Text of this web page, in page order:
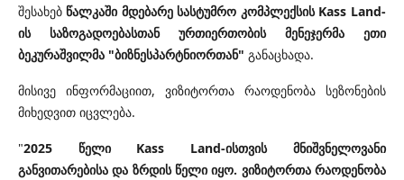
შესახებწალკაში მდებარე სასტუმრო კომპლექსის Kass Land-
ის საზოგადოებასთან ურთიერთობის მენეჯერმა ეთი
ბეკურაშვილმა "ბიზნესპარტნიორთან" განაცხადა.
მისივე ინფორმაციით, ვიზიტორთა რაოდენობა სეზონების
მიხედვით იცვლება.
"2025 წელი Kass Land-ისთვის მნიშვნელოვანი
განვითარებისა და ზრდის წელი იყო. ვიზიტორთა რაოდენობა